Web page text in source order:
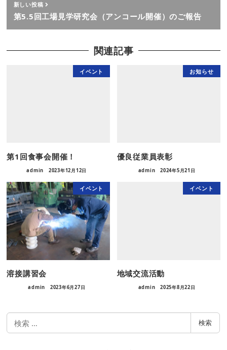
新しい投稿
第5.5回工場見学研究会（アンコール開催）のご報告
関連記事
イベント
第1回食事会開催！
admin 2023年12月12日
お知らせ
優良従業員表彰
admin 2024年5月21日
イベント
溶接講習会
admin 2023年6月27日
イベント
地域交流活動
admin 2025年8月22日
索
検索